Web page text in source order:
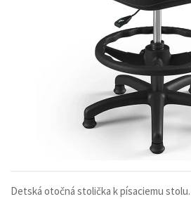
Detská otočná stolička k písaciemu stolu.